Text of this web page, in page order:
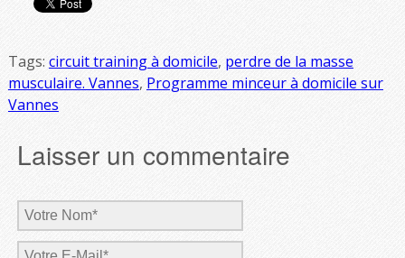
Tags: circuit training à domicile, perdre de la masse
musculaire. Vannes, Programme minceur à domicile sur
Vannes
Laisser un commentaire